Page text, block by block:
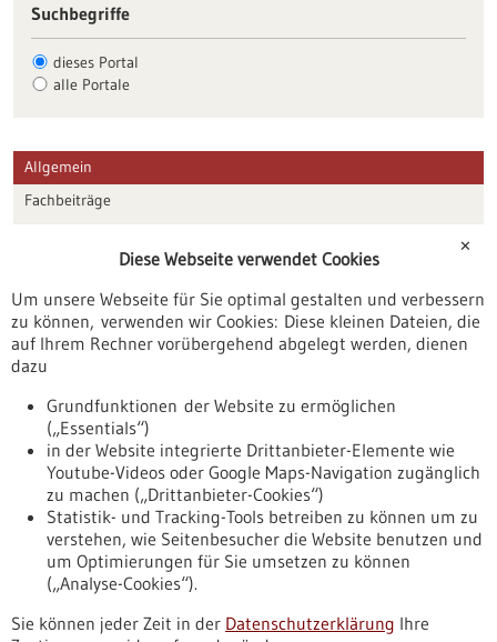
Suchbegriffe
dieses Portal
alle Portale
Allgemein
Fachbeiträge
Veranstaltungen
Erscheinungsdatum
Nach oben
✕
Diese Webseite verwendet Cookies
Um unsere Webseite für Sie optimal gestalten und verbessern
zu können, verwenden wir Cookies: Diese kleinen Dateien, die
auf Ihrem Rechner vorübergehend abgelegt werden, dienen
dazu
Grundfunktionen der Website zu ermöglichen
(„Essentials“)
in der Website integrierte Drittanbieter-Elemente wie
Youtube-Videos oder Google Maps-Navigation zugänglich
zu machen („Drittanbieter-Cookies“)
Statistik- und Tracking-Tools betreiben zu können um zu
verstehen, wie Seitenbesucher die Website benutzen und
um Optimierungen für Sie umsetzen zu können
(„Analyse-Cookies“).
Sie können jeder Zeit in der Datenschutzerklärung Ihre